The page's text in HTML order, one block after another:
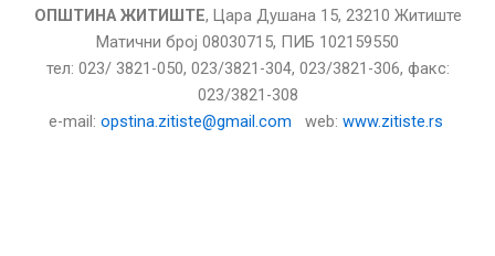
ОПШТИНА ЖИТИШТЕ, Цара Душана 15, 23210 Житиште
Матични број 08030715, ПИБ 102159550
тел: 023/ 3821-050, 023/3821-304, 023/3821-306, факс:
023/3821-308
е-mail: opstina.zitiste@gmail.com web: www.zitiste.rs